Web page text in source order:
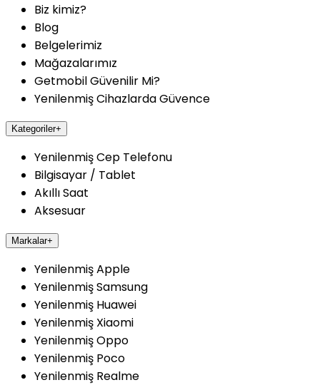
Biz kimiz?
Blog
Belgelerimiz
Mağazalarımız
Getmobil Güvenilir Mi?
Yenilenmiş Cihazlarda Güvence
Kategoriler+
Yenilenmiş Cep Telefonu
Bilgisayar / Tablet
Akıllı Saat
Aksesuar
Markalar+
Yenilenmiş Apple
Yenilenmiş Samsung
Yenilenmiş Huawei
Yenilenmiş Xiaomi
Yenilenmiş Oppo
Yenilenmiş Poco
Yenilenmiş Realme